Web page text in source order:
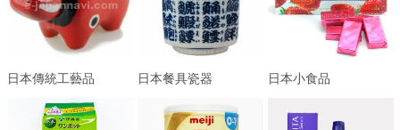
日本傳統工藝品 日本餐具瓷器 日本小食品